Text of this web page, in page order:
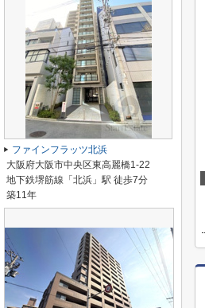
ファインフラッツ北浜
大阪府大阪市中央区東高麗橋1-22
地下鉄堺筋線「北浜」駅 徒歩7分
築11年